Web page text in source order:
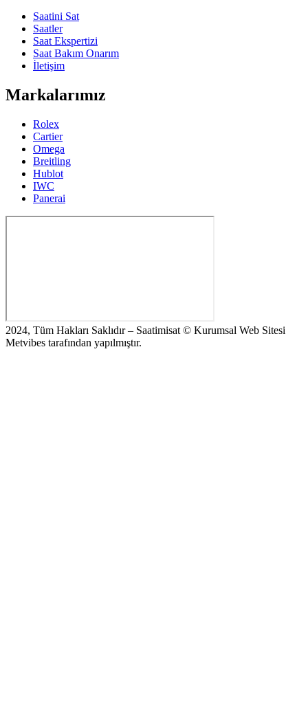
Saatini Sat
Saatler
Saat Ekspertizi
Saat Bakım Onarım
İletişim
Markalarımız
Rolex
Cartier
Omega
Breitling
Hublot
IWC
Panerai
2024, Tüm Hakları Saklıdır – Saatimisat © Kurumsal Web Sitesi
Metvibes tarafından yapılmıştır.